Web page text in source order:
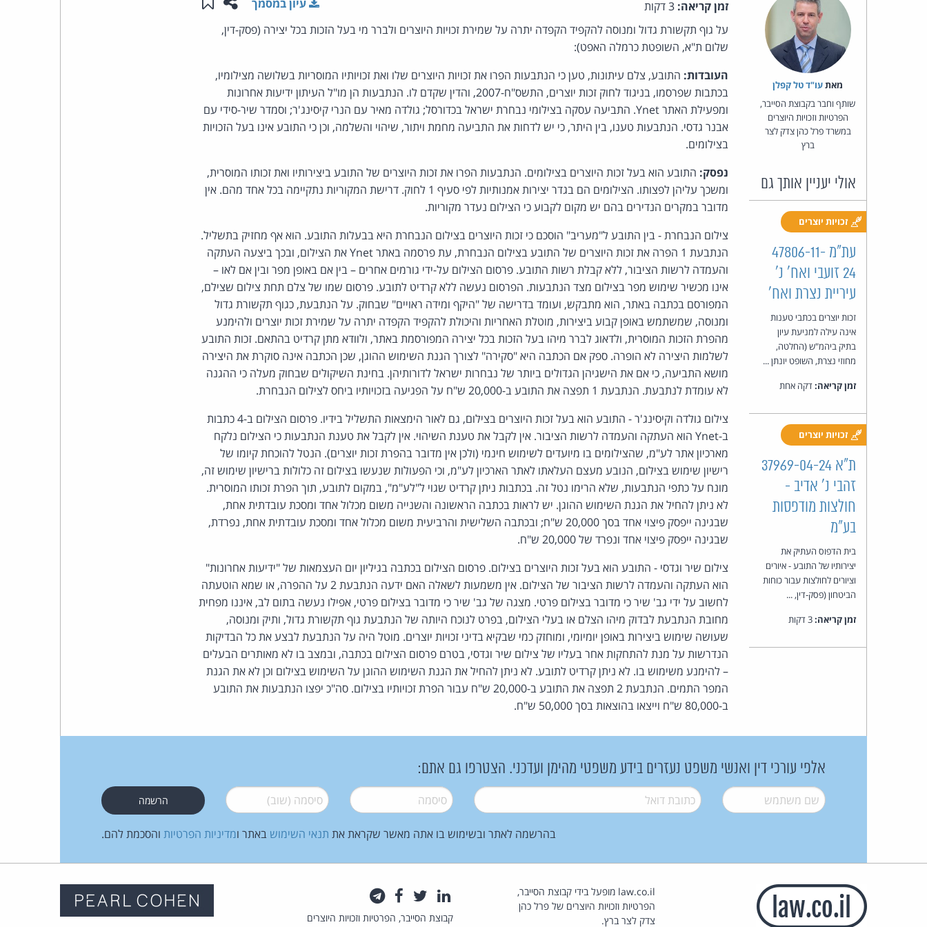
מאת‏עו"ד טל קפלן
שותף וחבר בקבוצת הסייבר,
הפרטיות וזכויות היוצרים
במשרד פרל כהן צדק לצר
ברץ
אולי יעניין אותך גם
זכויות יוצרים
עת"מ 47806-11-
24 זועבי ואח' נ'
עיריית נצרת ואח'
זכות יוצרים בכתבי טענות
אינה עילה למניעת עיון
בתיק ביהמ"ש (החלטה,
מחוזי נצרת, השופט יונתן ...
זמן קריאה:דקה אחת
זכויות יוצרים
ת"א 37969-04-24
זהבי נ' אדיב -
חולצות מודפסות
בע"מ
בית הדפוס העתיק את
יצירותיו של התובע - איורים
וציורים לחולצות עבור כוחות
הביטחון (פסק-דין, ...
זמן קריאה:
זמן קריאה:
עיון במסמך
על גוף תקשורת גדול ומנוסה להקפיד הקפדה יתרה על שמירת זכויות היוצרים ולברר מי בעל הזכות בכל יצירה (פסק-דין,
שלום ת"א, השופטת כרמלה האפט):
העובדות: התובע, צלם עיתונות, טען כי הנתבעות הפרו את זכויות היוצרים שלו ואת זכויותיו המוסריות בשלושה מצילומיו,
בכתבות שפרסמו, בניגוד לחוק זכות יוצרים, התשס"ח-2007, והדין שקדם לו. הנתבעות הן מו"ל העיתון ידיעות אחרונות
ומפעילת האתר Ynet. התביעה עסקה בצילומי נבחרת ישראל בכדורסל; גולדה מאיר עם הנרי קיסינג'ר; וסמדר שיר-סידי עם
אבנר גדסי. הנתבעות טענו, בין היתר, כי יש לדחות את התביעה מחמת ויתור, שיהוי והשלמה, וכן כי התובע אינו בעל הזכויות
בצילומים.
נפסק: התובע הוא בעל זכות היוצרים בצילומים. הנתבעות הפרו את זכות היוצרים של התובע ביצירותיו ואת זכותו המוסרית,
ומשכך עליהן לפצותו. הצילומים הם בגדר יצירות אמנותיות לפי סעיף 1 לחוק. דרישת המקוריות נתקיימה בכל אחד מהם. אין
מדובר במקרים הנדירים בהם יש מקום לקבוע כי הצילום נעדר מקוריות.
צילום הנבחרת - בין התובע ל"מעריב" הוסכם כי זכות היוצרים בצילום הנבחרת היא בבעלות התובע. הוא אף מחזיק בתשליל.
הנתבעת 1 הפרה את זכות היוצרים של התובע בצילום הנבחרת, עת פרסמה באתר Ynet את הצילום, ובכך ביצעה העתקה
והעמדה לרשות הציבור, ללא קבלת רשות התובע. פרסום הצילום על-ידי גורמים אחרים – בין אם באופן מפר ובין אם לאו –
אינו מכשיר שימוש מפר בצילום מצד הנתבעות. הפרסום נעשה ללא קרדיט לתובע. פרסום שמו של צלם תחת צילום שצילם,
המפורסם בכתבה באתר, הוא מתבקש, ועומד בדרישה של "היקף ומידה ראויים" שבחוק. על הנתבעת, כגוף תקשורת גדול
ומנוסה, שמשתמש באופן קבוע ביצירות, מוטלת האחריות והיכולת להקפיד הקפדה יתרה על שמירת זכות יוצרים ולהימנע
מהפרת הזכות המוסרית, ולדאוג לברר מיהו בעל הזכות בכל יצירה המפורסמת באתר, ולוודא מתן קרדיט בהתאם. זכות התובע
לשלמות היצירה לא הופרה. ספק אם הכתבה היא "סקירה" לצורך הגנת השימוש ההוגן, שכן הכתבה אינה סוקרת את היצירה
מושא התביעה, כי אם את הישגיהן הגדולים ביותר של נבחרות ישראל לדורותיהן. בחינת השיקולים שבחוק מעלה כי ההגנה
לא עומדת לנתבעת. הנתבעת 1 תפצה את התובע ב-20,000 ש"ח על הפגיעה בזכויותיו ביחס לצילום הנבחרת.
צילום גולדה וקיסינג'ר - התובע הוא בעל זכות היוצרים בצילום, גם לאור הימצאות התשליל בידיו. פרסום הצילום ב-4 כתבות
ב-Ynet הוא העתקה והעמדה לרשות הציבור. אין לקבל את טענת השיהוי. אין לקבל את טענת הנתבעות כי הצילום נלקח
מארכיון אתר לע"מ, שהצילומים בו מיועדים לשימוש חינמי (ולכן אין מדובר בהפרת זכות יוצרים). הנטל להוכחת קיומו של
רישיון שימוש בצילום, הנובע מעצם העלאתו לאתר הארכיון לע"מ, וכי הפעולות שנעשו בצילום זה כלולות ברישיון שימוש זה,
מונח על כתפי הנתבעות, שלא הרימו נטל זה. בכתבות ניתן קרדיט שגוי ל"לע"מ", במקום לתובע, תוך הפרת זכותו המוסרית.
לא ניתן להחיל את הגנת השימוש ההוגן. יש לראות בכתבה הראשונה והשנייה משום מכלול אחד ומסכת עובדתית אחת,
שבגינה ייפסק פיצוי אחד בסך 20,000 ש"ח; ובכתבה השלישית והרביעית משום מכלול אחד ומסכת עובדתית אחת, נפרדת,
שבגינה ייפסק פיצוי אחד ונפרד של 20,000 ש"ח.
צילום שיר וגדסי - התובע הוא בעל זכות היוצרים בצילום. פרסום הצילום בכתבה בגיליון יום העצמאות של "ידיעות אחרונות"
הוא העתקה והעמדה לרשות הציבור של הצילום. אין משמעות לשאלה האם ידעה הנתבעת 2 על ההפרה, או שמא הוטעתה
לחשוב על ידי גב' שיר כי מדובר בצילום פרטי. מצגה של גב' שיר כי מדובר בצילום פרטי, אפילו נעשה בתום לב, איננו מפחית
מחובת הנתבעת לבדוק מיהו הצלם או בעלי הצילום, בפרט לנוכח היותה של הנתבעת גוף תקשורת גדול, ותיק ומנוסה,
שעושה שימוש ביצירות באופן יומיומי, ומוחזק כמי שבקיא בדיני זכויות יוצרים. מוטל היה על הנתבעת לבצע את כל הבדיקות
הנדרשות על מנת להתחקות אחר בעליו של צילום שיר וגדסי, בטרם פרסום הצילום בכתבה, ובמצב בו לא מאותרים הבעלים
– להימנע משימוש בו. לא ניתן קרדיט לתובע. לא ניתן להחיל את הגנת השימוש ההוגן על השימוש בצילום וכן לא את הגנת
המפר התמים. הנתבעת 2 תפצה את התובע ב-20,000 ש"ח עבור הפרת זכויותיו בצילום. סה"כ יפצו הנתבעות את התובע
ב-80,000 ש"ח וייצאו בהוצאות בסך 50,000 ש"ח.
אלפי עורכי דין ואנשי משפט נעזרים בידע משפטי מהימן ועדכני. הצטרפו גם אתם:
שם משתמש* דואל* סיסמה* סיסמה (שוב)*
בהרשמה לאתר ובשימוש בו אתה מאשר שקראת את תנאי השימוש באתר ומדיניות הפרטיות והסכמת להם.
law.co.il מופעל בידי קבוצת הסייבר,
הפרטיות וזכויות היוצרים של פרל כהן
צדק לצר ברץ.
לינקדאין
טוויטרפייסבוק
קבוצת הסייבר, הפרטיות וזכויות היוצרים